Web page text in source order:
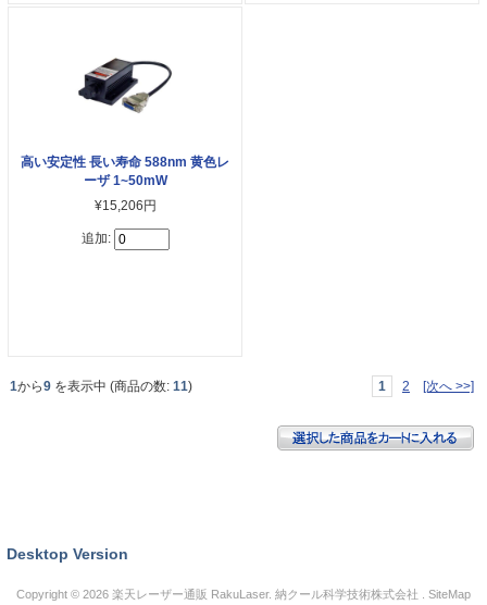
高い安定性 長い寿命 588nm 黄色レ
ーザ 1~50mW
¥15,206円
追加:
1から9 を表示中 (商品の数: 11) 1 2 [次へ >>]
Desktop Version
Copyright © 2026 楽天レーザー通販 RakuLaser. 納クール科学技術株式会社 . SiteMap